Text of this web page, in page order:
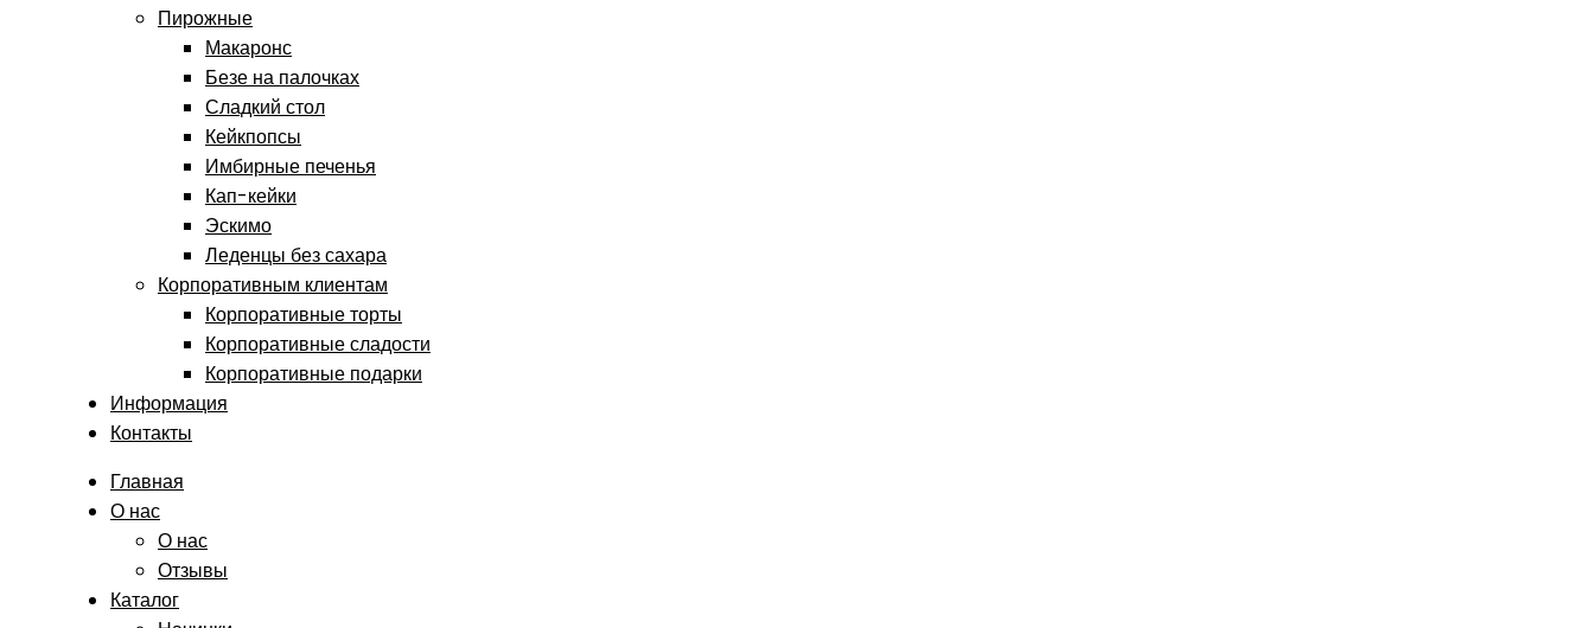
Пирожные
Макаронс
Безе на палочках
Сладкий стол
Кейкпопсы
Имбирные печенья
Кап-кейки
Эскимо
Леденцы без сахара
Корпоративным клиентам
Корпоративные торты
Корпоративные сладости
Корпоративные подарки
Информация
Контакты
Главная
О нас
О нас
Отзывы
Каталог